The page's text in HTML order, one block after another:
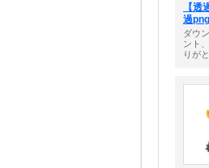
【透
過
ダウ
ント
りが